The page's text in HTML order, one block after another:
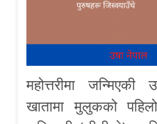
महोत्तरीमा
खातामा मुलुकको